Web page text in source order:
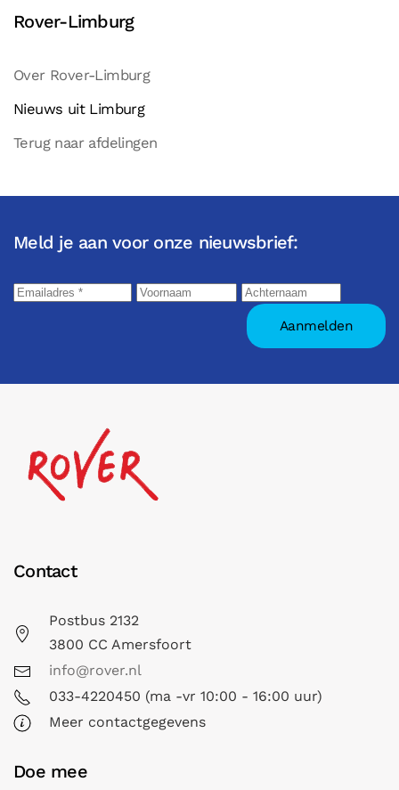
Rover-Limburg
Over Rover-Limburg
Nieuws uit Limburg
Terug naar afdelingen
Meld je aan voor onze nieuwsbrief:
Contact
Postbus 2132
3800 CC Amersfoort
info@rover.nl
033-4220450 (ma -vr 10:00 - 16:00 uur)
Meer contactgegevens
Doe mee